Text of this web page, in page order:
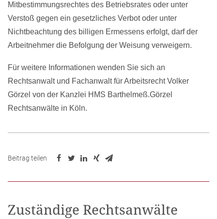
Mitbestimmungsrechtes des Betriebsrates oder unter
Verstoß gegen ein gesetzliches Verbot oder unter
Nichtbeachtung des billigen Ermessens erfolgt, darf der
Arbeitnehmer die Befolgung der Weisung verweigern.
Für weitere Informationen wenden Sie sich an
Rechtsanwalt und Fachanwalt für Arbeitsrecht Volker
Görzel von der Kanzlei HMS Barthelmeß.Görzel
Rechtsanwälte in Köln.
Beitrag teilen
Zuständige Rechtsanwälte